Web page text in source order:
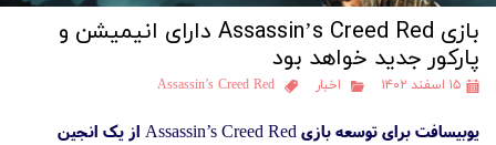
بازی Assassin’s Creed Red دارای انیمیشن و
پارکور جدید خواهد بود
۱۵ اسفند ۱۴۰۲ اخبار Assassin’s Creed Red
یوبیسافت برای توسعه بازی Assassin’s Creed Red از یک انجین